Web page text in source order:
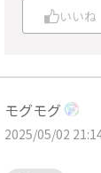
いいね
モグモグ
2025/05/02